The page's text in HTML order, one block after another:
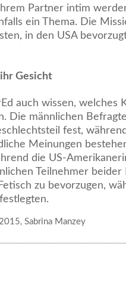
Partner intim
ein Thema. Die
in den USA
Gesicht
auch wissen, welches
Die männlichen
fest,
Meinungen
die US-
Teilnehmer
zu bevorzugen,
Sabrina Manzey